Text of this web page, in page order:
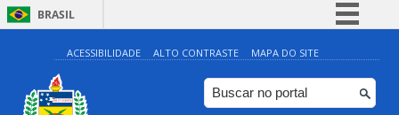
BRASIL
Simplifique!
Comunica BR
Participe
ACESSIBILIDADE ALTO CONTRASTE MAPA DO SITE